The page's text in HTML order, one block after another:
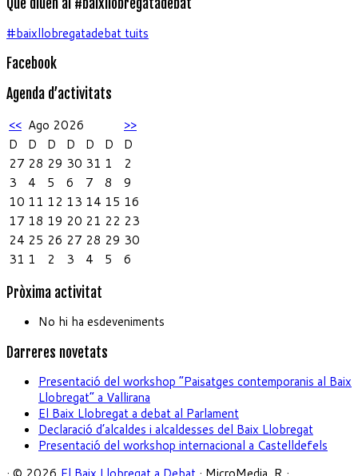
#baixllobregatadebat tuits
Facebook
Agenda d’activitats
<< Ago 2026
>>
D
D D D D D
D
27 28 29 30 31 1
2
3
4 5 6 7 8
9
10 11 12 13 14 15 16
17 18 19 20 21 22 23
24 25 26 27 28 29 30
31 1 2 3 4 5 6
Pròxima activitat
No hi ha esdeveniments
Darreres novetats
Presentació del workshop “Paisatges contemporanis al Baix
Llobregat” a Vallirana
El Baix Llobregat a debat al Parlament
Declaració d’alcaldes i alcaldesses del Baix Llobregat
Presentació del workshop internacional a Castelldefels